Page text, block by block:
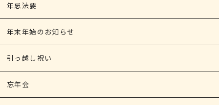
年忌法要
年末年始のお知らせ
引っ越し祝い
忘年会